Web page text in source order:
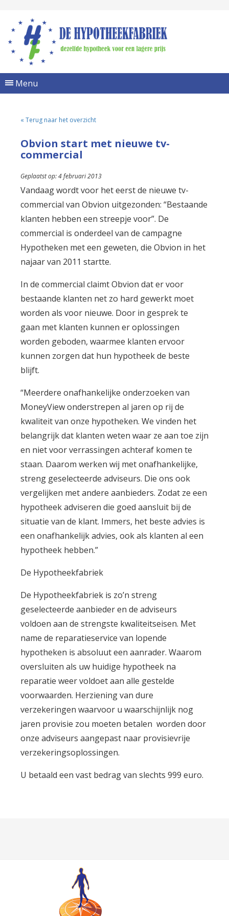
Menu
« Terug naar het overzicht
Obvion start met nieuwe tv-
commercial
Geplaatst op: 4 februari 2013
Vandaag wordt voor het eerst de nieuwe tv-
commercial van Obvion uitgezonden: “Bestaande
klanten hebben een streepje voor”. De
commercial is onderdeel van de campagne
Hypotheken met een geweten, die Obvion in het
najaar van 2011 startte.
In de commercial claimt Obvion dat er voor
bestaande klanten net zo hard gewerkt moet
worden als voor nieuwe. Door in gesprek te
gaan met klanten kunnen er oplossingen
worden geboden, waarmee klanten ervoor
kunnen zorgen dat hun hypotheek de beste
blijft.
“Meerdere onafhankelijke onderzoeken van
MoneyView onderstrepen al jaren op rij de
kwaliteit van onze hypotheken. We vinden het
belangrijk dat klanten weten waar ze aan toe zijn
en niet voor verrassingen achteraf komen te
staan. Daarom werken wij met onafhankelijke,
streng geselecteerde adviseurs. Die ons ook
vergelijken met andere aanbieders. Zodat ze een
hypotheek adviseren die goed aansluit bij de
situatie van de klant. Immers, het beste advies is
een onafhankelijk advies, ook als klanten al een
hypotheek hebben.”
De Hypotheekfabriek
De Hypotheekfabriek is zo’n streng
geselecteerde aanbieder en de adviseurs
voldoen aan de strengste kwaliteitseisen. Met
name de reparatieservice van lopende
hypotheken is absoluut een aanrader. Waarom
oversluiten als uw huidige hypotheek na
reparatie weer voldoet aan alle gestelde
voorwaarden. Herziening van dure
verzekeringen waarvoor u waarschijnlijk nog
jaren provisie zou moeten betalen worden door
onze adviseurs aangepast naar provisievrije
verzekeringsoplossingen.
U betaald een vast bedrag van slechts 999 euro.